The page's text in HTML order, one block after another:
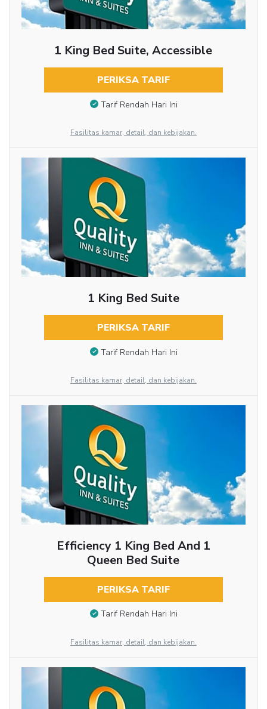
1 King Bed Suite, Accessible
PERIKSA TARIF
Tarif Rendah Hari Ini
Fasilitas kamar, detail, dan kebijakan.
1 King Bed Suite
PERIKSA TARIF
Tarif Rendah Hari Ini
Fasilitas kamar, detail, dan kebijakan.
Efficiency 1 King Bed And 1
Queen Bed Suite
PERIKSA TARIF
Tarif Rendah Hari Ini
Fasilitas kamar, detail, dan kebijakan.